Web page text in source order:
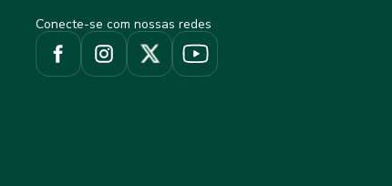
Conecte-se com nossas redes